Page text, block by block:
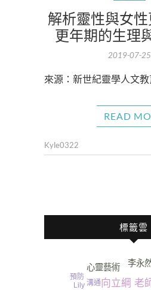
解析靈性與女性
更年期的生理
2019-07-25
來源：新世紀靈學人文
READ
Kyle0322
標籤雲
向立綱 老
李永
心靈藝術
Lily 溝通
預防